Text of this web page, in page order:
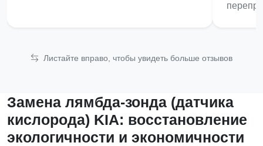
Листайте вправо, чтобы увидеть больше отзывов
Замена лямбда-зонда (датчика
кислорода) KIA: восстановление
экологичности и экономичности